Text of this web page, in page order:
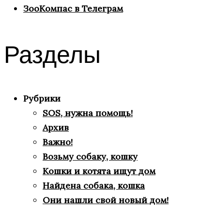
ЗооКомпас в Телеграм
Разделы
Рубрики
SOS, нужна помощь!
Архив
Важно!
Возьму собаку, кошку
Кошки и котята ищут дом
Найдена собака, кошка
Они нашли свой новый дом!